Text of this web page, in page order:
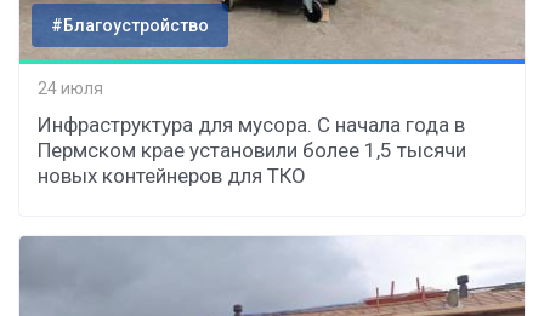
#Благоустройство
24 июля
Инфраструктура для мусора. С начала года в
Пермском крае установили более 1,5 тысячи
новых контейнеров для ТКО